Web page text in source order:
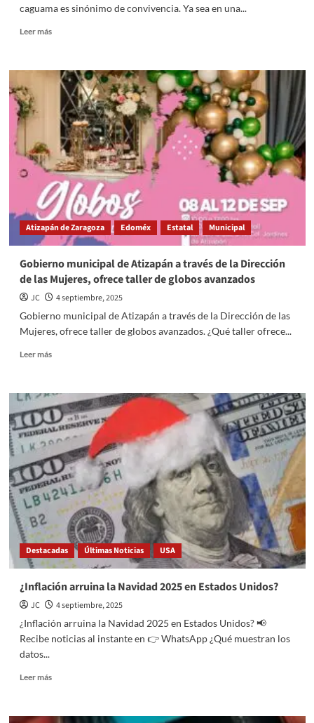
caguama es sinónimo de convivencia. Ya sea en una...
Leer másRead
¿De
dónde
viene
término
“Caguama”?
Atizapán de Zaragoza Edoméx Estatal Municipal
Gobierno municipal de Atizapán a través de la Dirección
de las Mujeres, ofrece taller de globos avanzados
JC
4 septiembre, 2025
Gobierno municipal de Atizapán a través de la Dirección de las
Mujeres, ofrece taller de globos avanzados. ¿Qué taller ofrece...
Leer másRead
Gobierno
municipal
de
Atizapán a
través
de
la
Dirección
de
las
Mujeres,
ofrece
taller
de
avanzados
Destacadas Últimas Noticias USA
¿Inflación arruina la Navidad 2025 en Estados Unidos?
JC
4 septiembre, 2025
¿Inflación arruina la Navidad 2025 en Estados Unidos? 📢
Recibe noticias al instante en 👉 WhatsApp ¿Qué muestran los
datos...
Leer másRead
¿Inflación